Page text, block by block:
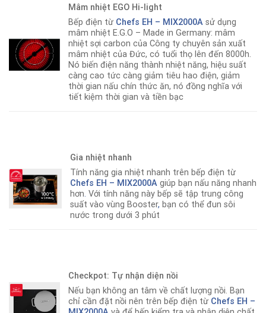
Mâm nhiệt EGO Hi-light
Bếp điện từ Chefs EH – MIX2000A sử dụng
mâm nhiệt E.G.O – Made in Germany: mâm
nhiệt sợi carbon của Công ty chuyên sản xuất
mâm nhiệt của Đức, có tuổi thọ lên đến 8000h.
Nó biến điện năng thành nhiệt năng, hiệu suất
càng cao tức càng giảm tiêu hao điện, giảm
thời gian nấu chín thức ăn, nó đồng nghĩa với
tiết kiệm thời gian và tiền bạc
Gia nhiệt nhanh
Tính năng gia nhiệt nhanh trên bếp điện từ
Chefs EH – MIX2000Agiúp bạn nấu năng nhanh
hơn. Với tính năng này bếp sẽ tập trung công
suất vào vùng Booster, bạn có thể đun sôi
nước trong dưới 3 phút
Checkpot: Tự nhận diện nồi
Nếu bạn không an tâm về chất lượng nồi. Bạn
chỉ cần đặt nồi nên trên bếp điện từ Chefs EH –